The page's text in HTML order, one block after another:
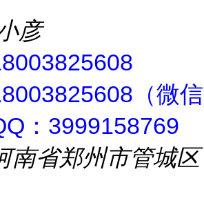
彦
（微信
：3999158769
南省郑州市管城区